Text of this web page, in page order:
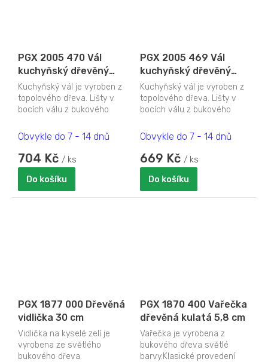
PGX 2005 470 Vál
kuchyňský dřevěný
700 x 500 x 15 mm
Kuchyňský vál je vyroben z
topolového dřeva. Lišty v
bocích válu z bukového
rozměry.
Obvykle do 7 - 14 dnů
704 Kč / ks
Do košíku
PGX 2005 469 Vál
kuchyňský dřevěný
600 x 450 x 15 mm
Kuchyňský vál je vyroben z
topolového dřeva. Lišty v
bocích válu z bukového
rozměry.
Obvykle do 7 - 14 dnů
669 Kč / ks
Do košíku
PGX 1877 000 Dřevěná
vidlička 30 cm
Vidlička na kyselé zelí je
vyrobena ze světlého
bukového dřeva.
PGX 1870 400 Vařečka
dřevěná kulatá 5,8 cm
Vařečka je vyrobena z
bukového dřeva světlé
barvy.Klasické provedení